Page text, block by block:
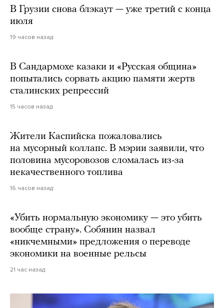
В Грузии снова блэкаут — уже третий с конца
июля
19 часов назад
В Сандармохе казаки и «Русская община»
попытались сорвать акцию памяти жертв
сталинских репрессий
15 часов назад
Жители Каспийска пожаловались
на мусорный коллапс. В мэрии заявили, что
половина мусоровозов сломалась из-за
некачественного топлива
16 часов назад
«Убить нормальную экономику — это убить
вообще страну». Собянин назвал
«никчемными» предложения о переводе
экономики на военные рельсы
21 час назад